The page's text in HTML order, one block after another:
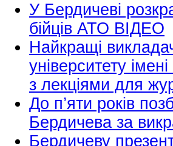
У Бердичеві
бійців АТО ВІДЕО
Найкращі
університету
з лекціями для
До п’яти років
Бердичева за
Бердичеву